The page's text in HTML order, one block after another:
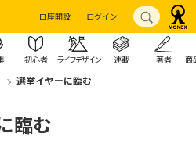
口座開設 ログイン
初心者 ライフデザイン 連載 著者 商
選挙イヤーに臨む
臨む